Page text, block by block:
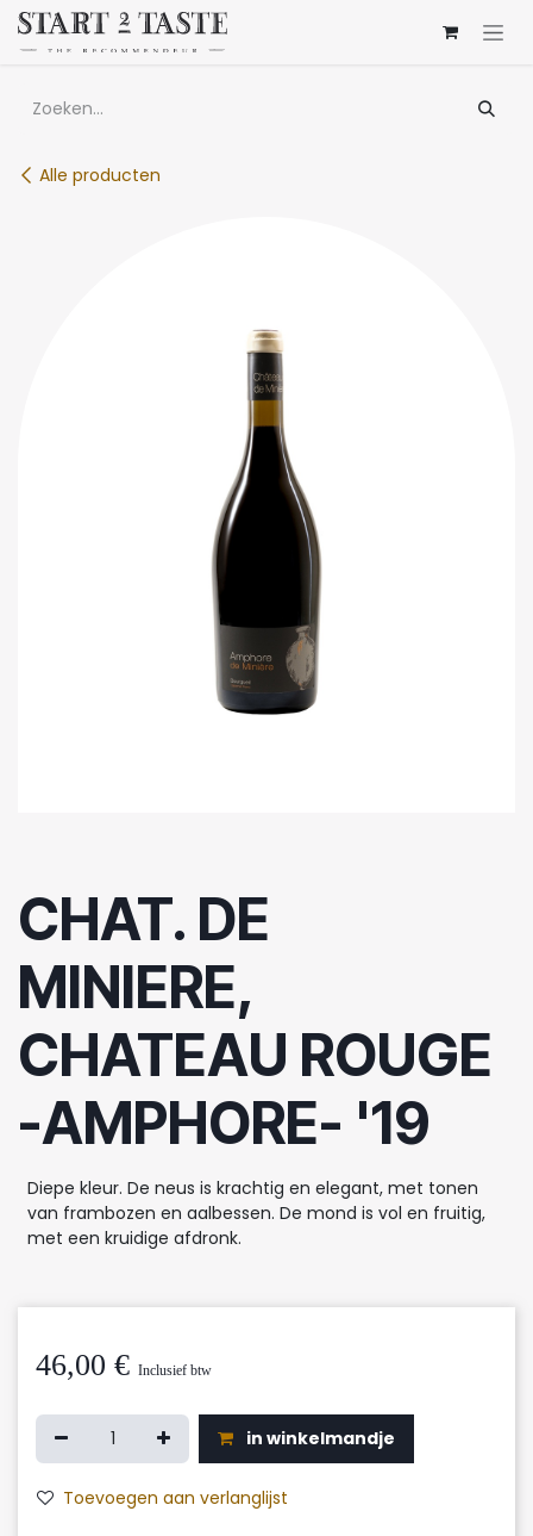
Overslaan naar inhoud
Alle producten
CHAT. DE
MINIERE,
CHATEAU ROUGE
-AMPHORE- '19
Diepe kleur. De neus is krachtig en elegant, met tonen
van frambozen en aalbessen. De mond is vol en fruitig,
met een kruidige afdronk.
46,00 € Inclusief btw
in winkelmandje
Toevoegen aan verlanglijst